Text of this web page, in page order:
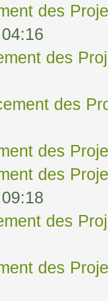
des
des
des
des
des
des
des